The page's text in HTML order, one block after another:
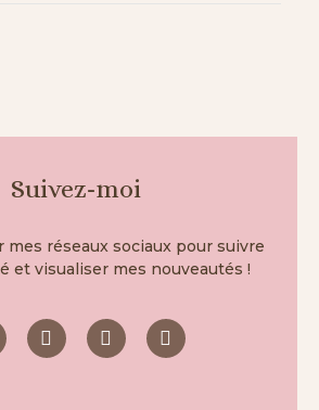
Suivez-moi
mes réseaux sociaux pour suivre
et visualiser mes nouveautés !